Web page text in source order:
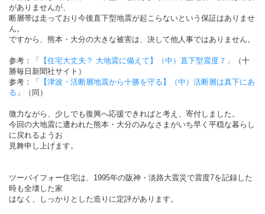
がありませんが、
断層帯は走っており今後直下型地震が起こらないという保証はありませ
ん。
ですから、熊本・大分の大きな被害は、決して他人事ではありません。
参考：「 【住宅大丈夫？ 大地震に備えて】（中）直下型震度７」
（十
勝毎日新聞社サイト）
参考：「
【津波・活断層地震から十勝を守る】（中）活断層は真下にあ
る 」（同）
微力ながら、少しでも復興へ応援できればと考え、寄付しました。
今回の大地震に遭われた熊本・大分のみなさまがいち早く平穏な暮らし
に戻れるようお
見舞申し上げます。
ツーバイフォー住宅は、1995年の阪神・淡路大震災で震度7を記録した
時も全壊した家
はなく、しっかりとした造りに定評があります。